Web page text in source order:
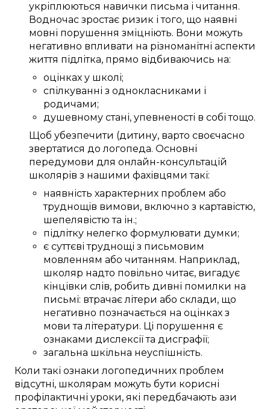
укріплюються навички письма і читання.
Водночас зростає ризик і того, що наявні
мовні порушення зміцніють. Вони можуть
негативно впливати на різноманітні аспекти
життя підлітка, прямо відбиваючись на:
оцінках у школі;
спілкуванні з однокласниками і
родичами;
душевному стані, упевненості в собі тощо.
Щоб убезпечити (дитину, варто своєчасно
звертатися дологопеда. Основні
передумови для онлайн-консультацій
школярів з нашими фахівцями такі:
наявність характерних проблем або
труднощів вимови, включно з картавістю,
шепелявістю та ін.;
підлітку нелегко формулювати думки;
є суттєві труднощі з письмовим
мовленням або читанням. Наприклад,
школяр надто повільно читає, вигадує
кінцівки слів, робить дивні помилки на
письмі: втрачаєлітери або склади, що
негативно позначається на оцінках з
мови та літератури. Ці порушення є
ознаками дислексії та дисграфії;
загальна шкільна неуспішність.
Коли такі ознаки логопедичних проблем
відсутні, школярам можуть бути корисні
профілактичні уроки, які передбачають ази